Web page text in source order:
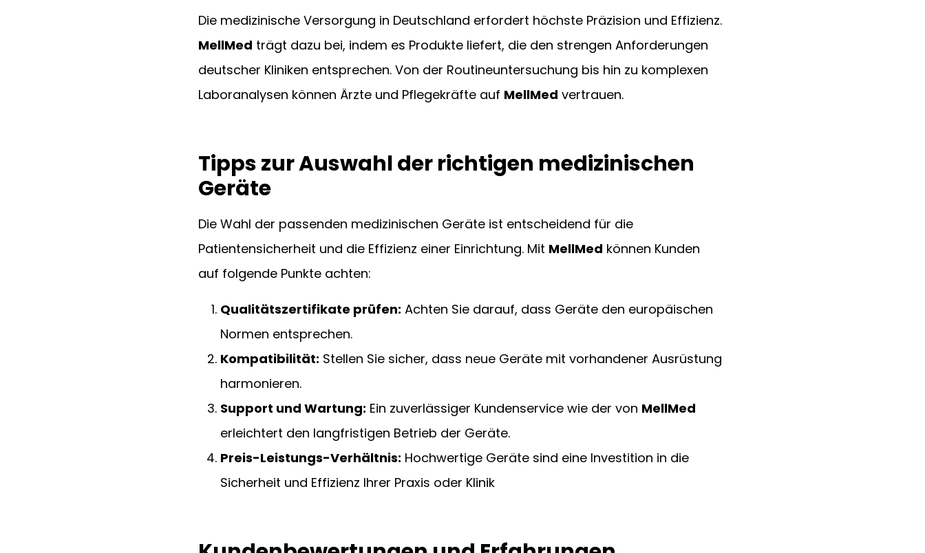
Die medizinische Versorgung in Deutschland erfordert höchste Präzision und Effizienz.
MellMed trägt dazu bei, indem es Produkte liefert, die den strengen Anforderungen
deutscher Kliniken entsprechen. Von der Routineuntersuchung bis hin zu komplexen
Laboranalysen können Ärzte und Pflegekräfte auf MellMed vertrauen.
Tipps zur Auswahl der richtigen medizinischen
Geräte
Die Wahl der passenden medizinischen Geräte ist entscheidend für die
Patientensicherheit und die Effizienz einer Einrichtung. Mit MellMed können Kunden
auf folgende Punkte achten:
Qualitätszertifikate prüfen: Achten Sie darauf, dass Geräte den europäischen
Normen entsprechen.
Kompatibilität: Stellen Sie sicher, dass neue Geräte mit vorhandener Ausrüstung
harmonieren.
Support und Wartung: Ein zuverlässiger Kundenservice wie der von MellMed
erleichtert den langfristigen Betrieb der Geräte.
Preis-Leistungs-Verhältnis: Hochwertige Geräte sind eine Investition in die
Sicherheit und Effizienz Ihrer Praxis oder Klinik